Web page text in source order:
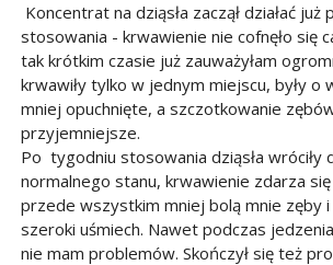
Koncentrat na dziąsła zaczął działać już
stosowania - krwawienie nie cofnęło się
tak krótkim czasie już zauważyłam
krwawiły tylko w jednym miejscu, były o
mniej opuchnięte, a szczotkowanie
przyjemniejsze.
Po tygodniu stosowania dziąsła wróciły
normalnego stanu, krwawienie zdarza
przede wszystkim mniej bolą mnie zęby i
szeroki uśmiech. Nawet podczas
nie mam problemów. Skończył się też